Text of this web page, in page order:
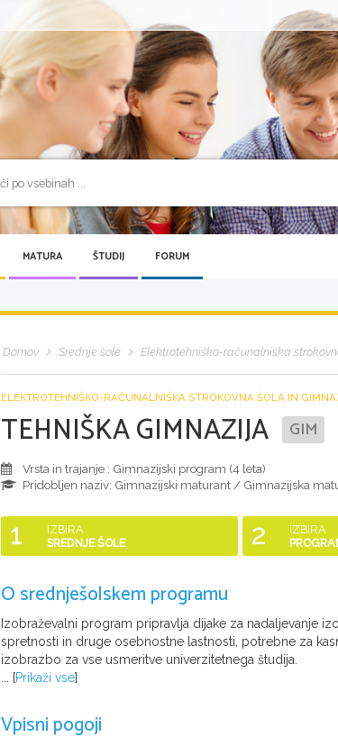
MATURA ŠTUDIJ FORUM
Domov Srednje šole Elektrotehniško-računalniška
ELEKTROTEHNIŠKO-RAČUNALNIŠKA STROKOVNA ŠOLA IN
TEHNIŠKA GIMNAZIJA GIM
Vrsta in trajanje : Gimnazijski program (4 leta)
Pridobljen naziv: Gimnazijski maturant / Gimnazijska
1
IZBIRA
SREDNJE ŠOLE
2
IZBIRA
O srednješolskem programu
Izobraževalni program pripravlja dijake za nadaljevanje
spretnosti in druge osebnostne lastnosti, potrebne za
izobrazbo za vse usmeritve univerzitetnega študija.
... [Prikaži vse]
Vpisni pogoji